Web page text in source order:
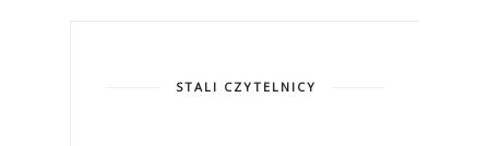
STALI CZYTELNICY